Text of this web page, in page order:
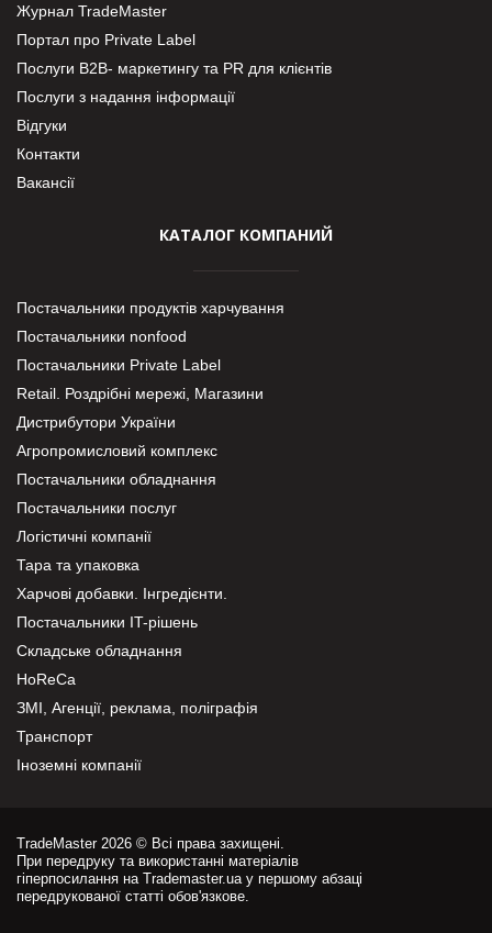
Журнал TradeMaster
Портал про Private Label
Послуги В2В- маркетингу та PR для клієнтів
Послуги з надання інформації
Відгуки
Контакти
Вакансії
КАТАЛОГ КОМПАНИЙ
Постачальники продуктів харчування
Постачальники nonfood
Постачальники Private Label
Retail. Роздрібні мережі, Магазини
Дистрибутори України
Агропромисловий комплекс
Постачальники обладнання
Постачальники послуг
Логістичні компанії
Тара та упаковка
Харчові добавки. Інгредієнти.
Постачальники IT-рішень
Складське обладнання
HoReCa
ЗМІ, Агенції, реклама, поліграфія
Транспорт
Іноземні компанії
TradeMaster 2026 © Всі права захищені.
При передруку та використанні матеріалів
гіперпосилання на Trademaster.ua у першому абзаці
передрукованої статті обов'язкове.